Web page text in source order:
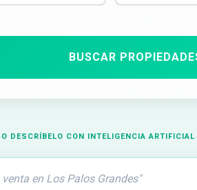
BUSCAR
O DESCRÍBELO CON INTELIGENCIA ARTIFICIAL